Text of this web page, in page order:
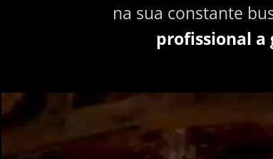
na sua constante
profissional a